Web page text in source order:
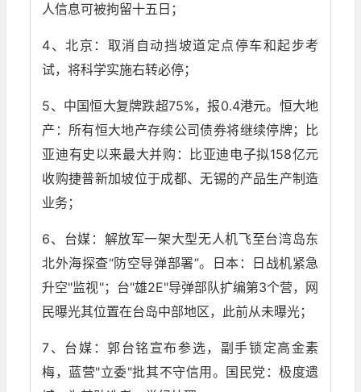
人信息可被拘留十五日；
4、北京：取消自动挡坡道定点停车和起步考
试，将科学实施右转必停；
5、中国恒大复牌跌超75%，报0.4港元。恒大地
产：所有恒大地产存续公司债券将继续停牌；比
亚迪有史以来最大并购：比亚迪电子拟158亿元
收购捷普新加坡位于成都、无锡的产品生产制造
业务；
6、台媒：解放军一架大型无人机飞至台湾岛东
北外海探查“防空导弹部署”。日本：日战机紧急
升空"监视"；台"雄2E"导弹部队扩编第3个营，网
民曝光其位置在台岛中部地区，此前从未曝光；
7、台媒：郭台铭宣布参选，副手锁定高金素
梅，蓝营"立委"批其不守信用。国民党：极度遗